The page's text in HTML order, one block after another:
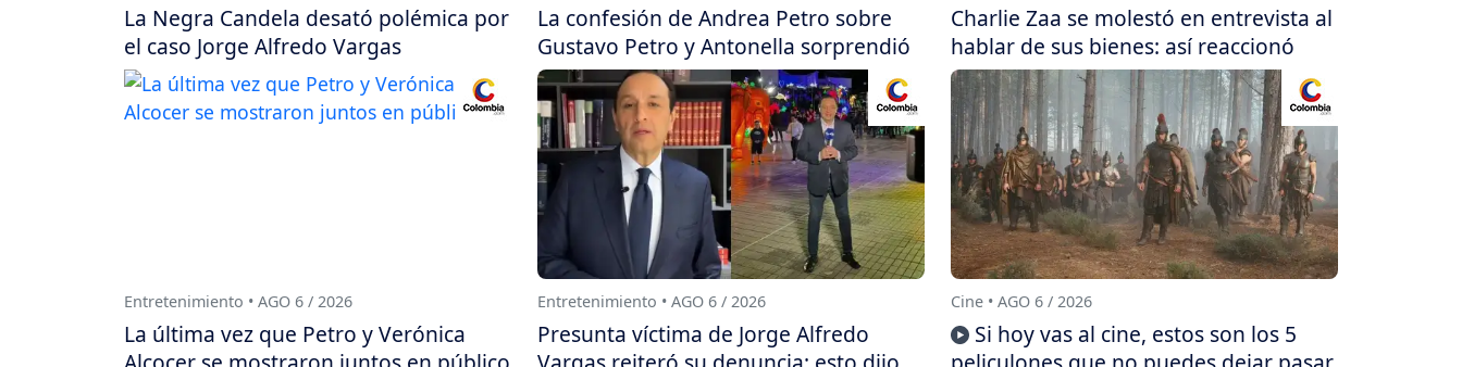
La Negra Candela desató polémica por
el caso Jorge Alfredo Vargas
La confesión de Andrea Petro sobre
Gustavo Petro y Antonella sorprendió
Charlie Zaa se molestó en entrevista al
hablar de sus bienes: así reaccionó
Entretenimiento • AGO 6 / 2026
La última vez que Petro y Verónica
Entretenimiento • AGO 6 / 2026
Presunta víctima de Jorge Alfredo
Cine • AGO 6 / 2026
Si hoy vas al cine, estos son los 5